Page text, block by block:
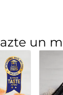
un
del